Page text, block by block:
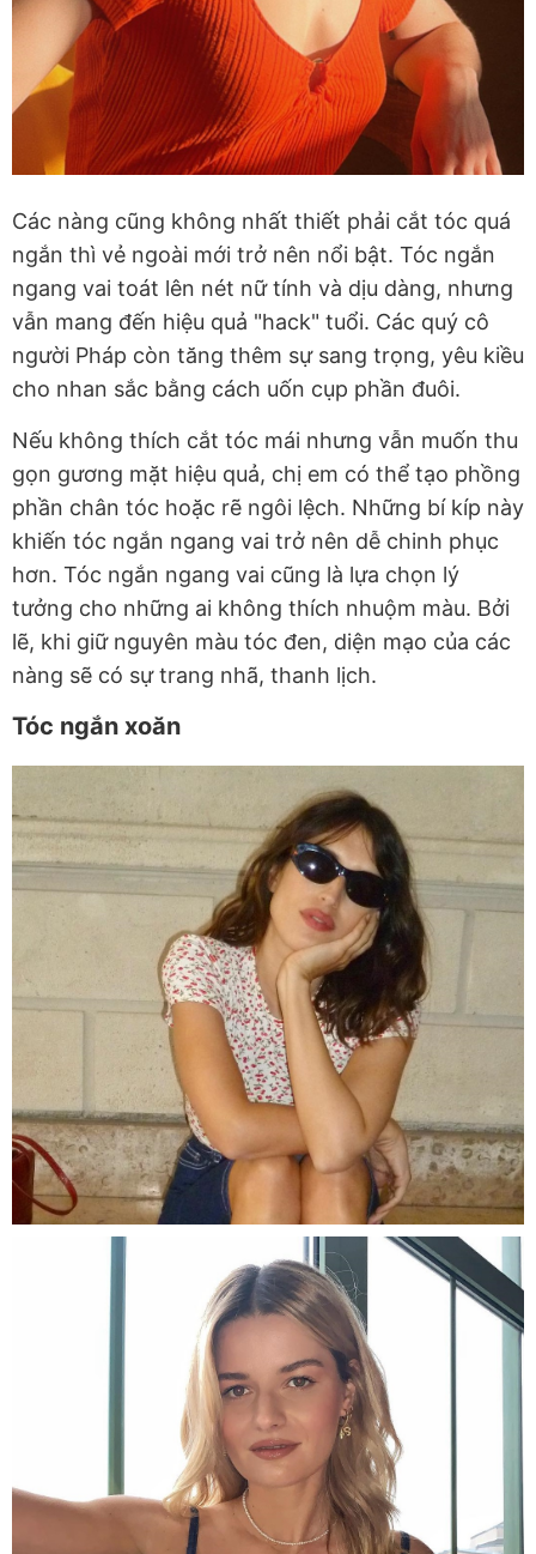
Các nàng cũng không nhất thiết phải cắt tóc quá
ngắn thì vẻ ngoài mới trở nên nổi bật. Tóc ngắn
ngang vai toát lên nét nữ tính và dịu dàng, nhưng
vẫn mang đến hiệu quả "hack" tuổi. Các quý cô
người Pháp còn tăng thêm sự sang trọng, yêu kiều
cho nhan sắc bằng cách uốn cụp phần đuôi.
Nếu không thích cắt tóc mái nhưng vẫn muốn thu
gọn gương mặt hiệu quả, chị em có thể tạo phồng
phần chân tóc hoặc rẽ ngôi lệch. Những bí kíp này
khiến tóc ngắn ngang vai trở nên dễ chinh phục
hơn. Tóc ngắn ngang vai cũng là lựa chọn lý
tưởng cho những ai không thích nhuộm màu. Bởi
lẽ, khi giữ nguyên màu tóc đen, diện mạo của các
nàng sẽ có sự trang nhã, thanh lịch.
Tóc ngắn xoăn